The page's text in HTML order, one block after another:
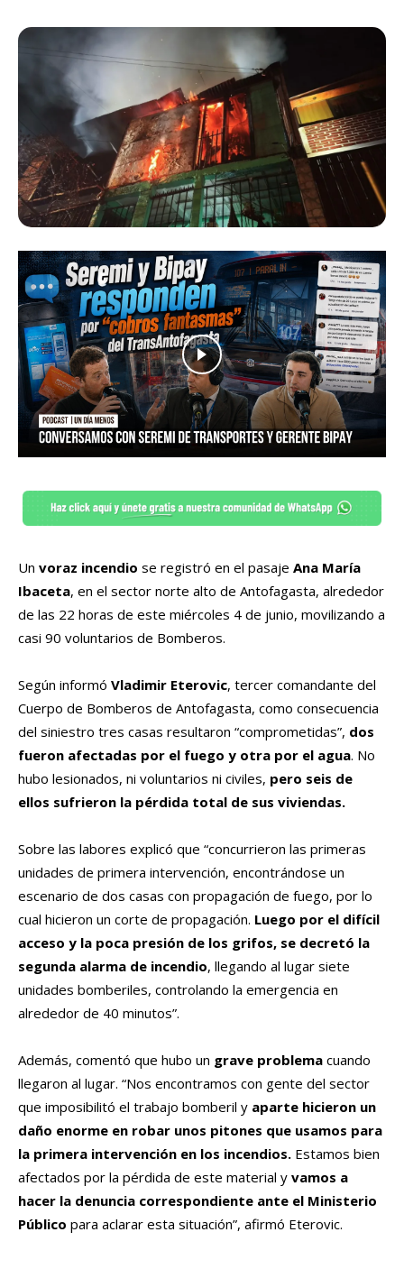
Un voraz incendio se registró en el pasaje Ana María
Ibaceta, en el sector norte alto de Antofagasta, alrededor
de las 22 horas de este miércoles 4 de junio, movilizando a
casi 90 voluntarios de Bomberos.
Según informó Vladimir Eterovic, tercer comandante del
Cuerpo de Bomberos de Antofagasta, como consecuencia
del siniestro tres casas resultaron “comprometidas”, dos
fueron afectadas por el fuego y otra por el agua. No
hubo lesionados, ni voluntarios ni civiles, pero seis de
ellos sufrieron la pérdida total de sus viviendas.
Sobre las labores explicó que “concurrieron las primeras
unidades de primera intervención, encontrándose un
escenario de dos casas con propagación de fuego, por lo
cual hicieron un corte de propagación. Luego por el difícil
acceso y la poca presión de los grifos, se decretó la
segunda alarma de incendio, llegando al lugar siete
unidades bomberiles, controlando la emergencia en
alrededor de 40 minutos”.
Además, comentó que hubo un grave problema cuando
llegaron al lugar. “Nos encontramos con gente del sector
que imposibilitó el trabajo bomberil y aparte hicieron un
daño enorme en robar unos pitones que usamos para
la primera intervención en los incendios. Estamos bien
afectados por la pérdida de este material y vamos a
hacer la denuncia correspondiente ante el Ministerio
Público para aclarar esta situación”, afirmó Eterovic.